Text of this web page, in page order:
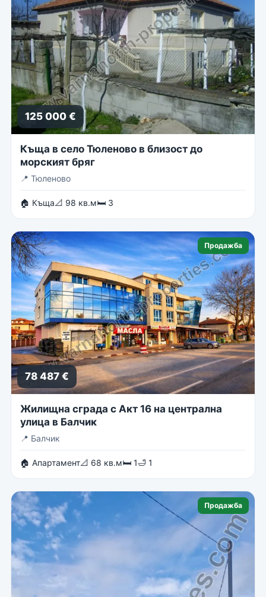
125 000 €
Къща в село Тюленово в близост до
морският бряг
📍 Тюленово
🏠 Къща📐 98 кв.м🛏 3
Продажба
78 487 €
Жилищна сграда с Акт 16 на централна
улица в Балчик
📍 Балчик
🏠 Апартамент📐 68 кв.м🛏 1🛁 1
Продажба